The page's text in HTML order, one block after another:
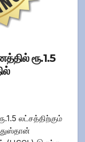
ரூ.1.5
லட்சத்திற்கும்